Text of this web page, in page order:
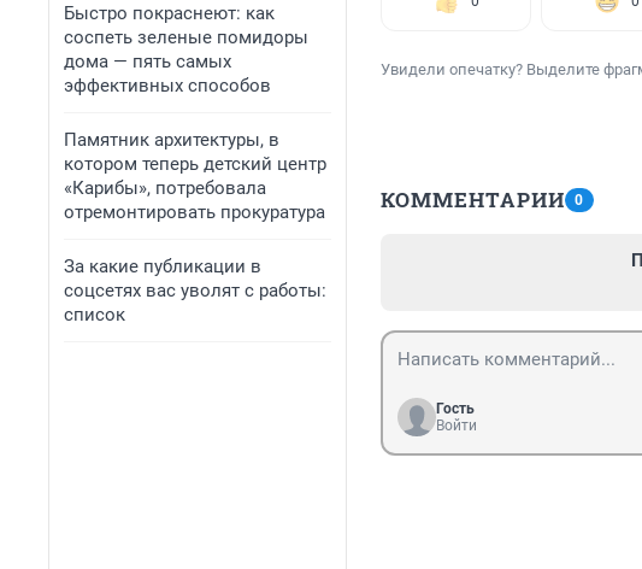
Быстро покраснеют: как
соспеть зеленые помидоры
дома — пять самых
эффективных способов
Памятник архитектуры, в
котором теперь детский центр
«Карибы», потребовала
отремонтировать прокуратура
За какие публикации в
соцсетях вас уволят с работы:
список
Увидели опечатку? Выделите
КОММЕНТАРИИ 0
Гость
Войти